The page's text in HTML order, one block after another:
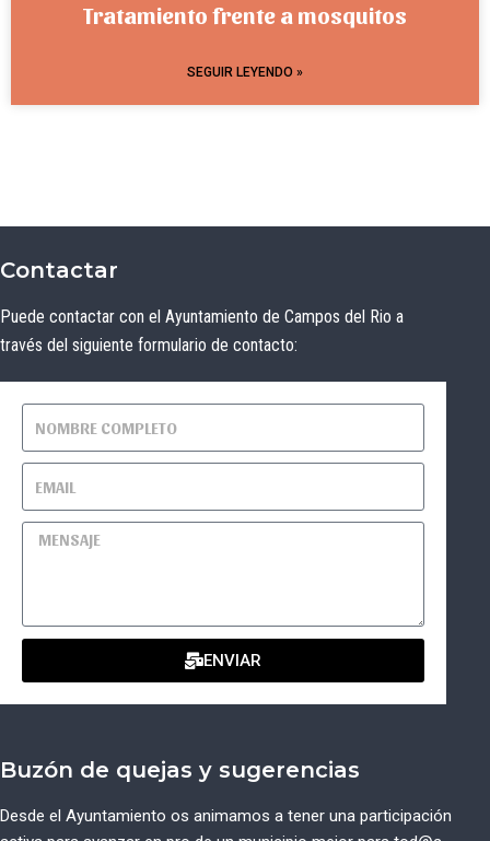
Tratamiento frente a mosquitos
SEGUIR LEYENDO »
Contactar
Puede contactar con el Ayuntamiento de Campos del Rio a
través del siguiente formulario de contacto:
ENVIAR
Buzón de quejas y sugerencias
Desde el Ayuntamiento os animamos a tener una participación